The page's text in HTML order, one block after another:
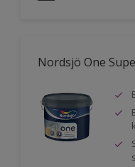
Nordsjö One